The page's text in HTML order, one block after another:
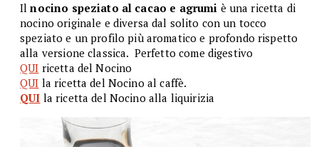
Ilnocino speziato al cacao e agrumi è una ricetta di
nocino originale e diversa dal solito con un tocco
speziato e un profilo più aromatico e profondo rispetto
alla versione classica. Perfetto come digestivo
QUI ricetta del Nocino
QUI la ricetta del Nocino al caffè.
QUI la ricetta del Nocino alla liquirizia